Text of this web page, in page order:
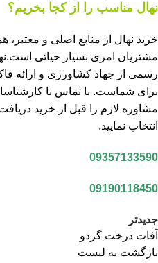
نهال مناسب را از کجا بخریم؟
خرید نهال از منابع اصلی و معتبر،
مشتریان امری بسیار حیاتی
رسمی از جهاد کشاورزی و ارائه
برای شماست. با تماس با
مشاوره لازم را قبل از خرید
انتخاب نمایید.
09357133590
09190118450
جدیدتر
آفات درخت گردو
بازگشت به لیست